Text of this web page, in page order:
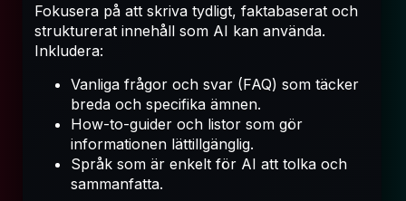
Fokusera på att skriva tydligt, faktabaserat och
strukturerat innehåll som AI kan använda.
Inkludera:
Vanliga frågor och svar (FAQ) som täcker
breda och specifika ämnen.
How-to-guider och listor som gör
informationen lättillgänglig.
Språk som är enkelt för AI att tolka och
sammanfatta.